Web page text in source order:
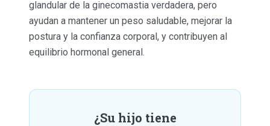
glandular de la ginecomastia verdadera, pero
ayudan a mantener un peso saludable, mejorar la
postura y la confianza corporal, y contribuyen al
equilibrio hormonal general.
¿Su hijo tiene